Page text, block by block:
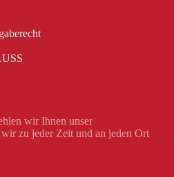
wir Ihnen unser
zu jeder Zeit und an jeden Ort